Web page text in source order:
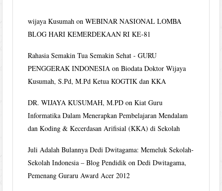
wijaya Kusumah onWEBINAR NASIONAL LOMBA
BLOG HARI KEMERDEKAAN RI KE-81
Rahasia Semakin Tua Semakin Sehat - GURU
PENGGERAK INDONESIA onBiodata Doktor Wijaya
Kusumah, S.Pd, M.Pd Ketua KOGTIK dan KKA
DR. WIJAYA KUSUMAH, M.PD onKiat Guru
Informatika Dalam Menerapkan Pembelajaran Mendalam
dan Koding & Kecerdasan Arifisial (KKA) di Sekolah
Juli Adalah Bulannya Dedi Dwitagama: Memeluk Sekolah-
Sekolah Indonesia – Blog Pendidik onDedi Dwitagama,
Pemenang Guraru Award Acer 2012